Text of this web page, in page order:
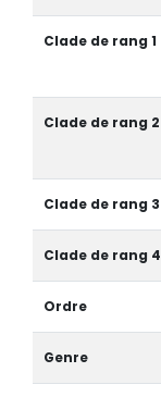
Clade de rang 1
Clade de rang 2
Clade de rang 3
Clade de rang 4
Ordre
Genre